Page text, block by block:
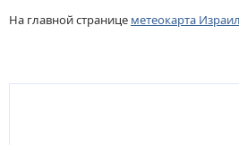
На главной странице метеокарта